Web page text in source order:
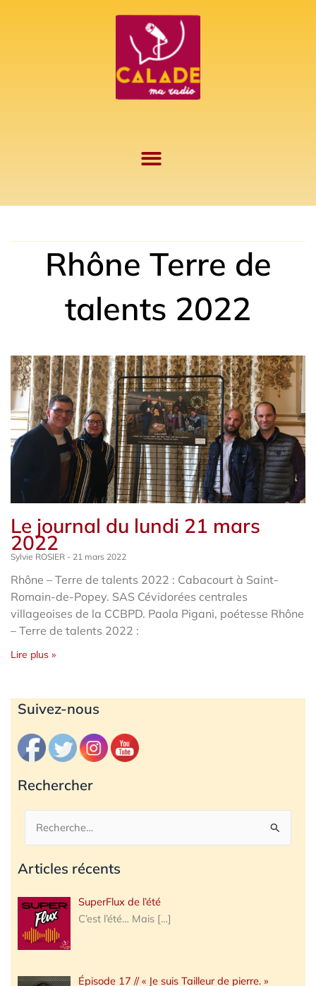
Rhône Terre de
talents 2022
Le journal du lundi 21 mars
2022
Sylvie ROSIER 21 mars 2022
Rhône – Terre de talents 2022 : Cabacourt à Saint-
Romain-de-Popey. SAS Cévidorées centrales
villageoises de la CCBPD. Paola Pigani, poétesse Rhône
– Terre de talents 2022 :
Lire plus »
Suivez-nous
Rechercher
Rechercher :
Articles récents
SuperFlux de l’été
C’est l’été… Mais […]
Épisode 17 // « Je suis Tailleur de pierre. »
Archives